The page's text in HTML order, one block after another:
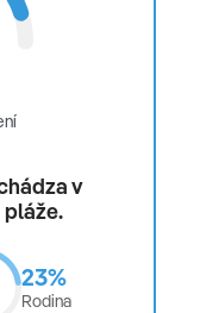
v
pláže.
23%
Rodina